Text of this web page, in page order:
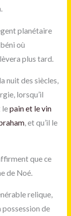
planétaire
où
plus tard.
nuit des siècles,
lorsqu’il
lepain et le vin
, et qu’il le
que ce
de Noé.
relique,
possession de